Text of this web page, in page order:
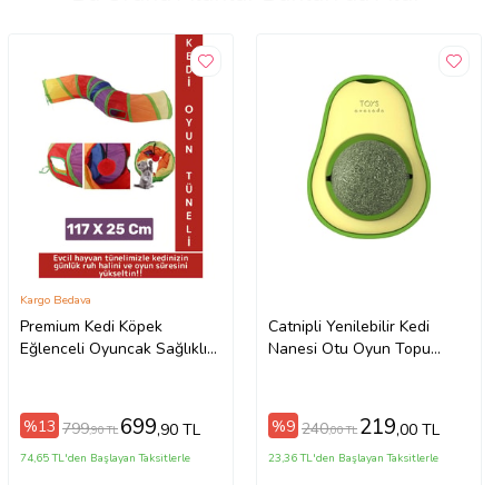
Premium Kedi Köpek
Eğlenceli Oyuncak Sağlıklı
25 Cm
Kargo Bedava
%13 799,90 TL 699,90 TL
74,65 TL'den Başlayan Taksitlerle
Catnipli Yenilebilir Kedi
Nanesi Otu Oyun Topu
(Yeşil)
%9 240,00 TL 219,00 TL
23,36 TL'den Başlayan Taksitlerle